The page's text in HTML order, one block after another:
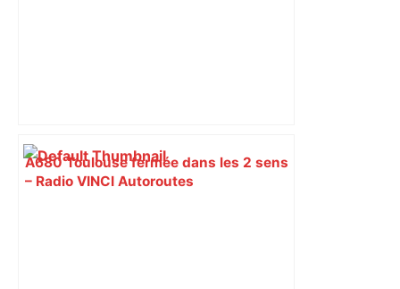
A680 Toulouse fermée dans les 2 sens
– Radio VINCI Autoroutes